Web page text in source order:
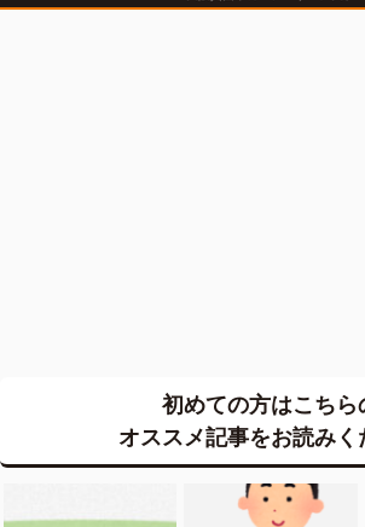
初めての方はこちら
オススメ記事をお読みく